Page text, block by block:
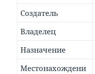
Создатель
Владелец
Назначение
Местонахождени